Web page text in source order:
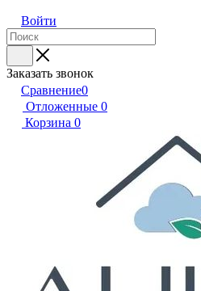
Войти
Заказать звонок
Сравнение0
Отложенные 0
Корзина 0